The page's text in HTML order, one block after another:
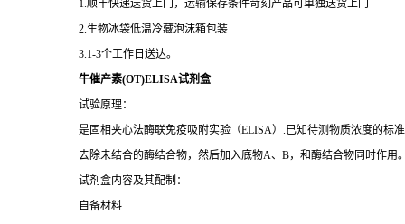
1.顺丰快递送货上门，运输保存条件苛刻产品可单独送货上门
2.生物冰袋低温冷藏泡沫箱包装
3.1-3个工作日送达。
牛催产素(OT)ELISA试剂盒
试验原理：
是固相夹心法酶联免疫吸附实验（ELISA）.已知待测物质浓度的标
去除未结合的酶结合物，然后加入底物A、B，和酶结合物同时作
试剂盒内容及其配制：
自备材料